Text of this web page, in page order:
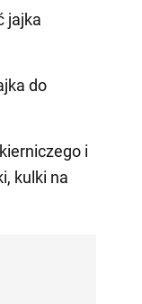
jajka
do
i
kulki na